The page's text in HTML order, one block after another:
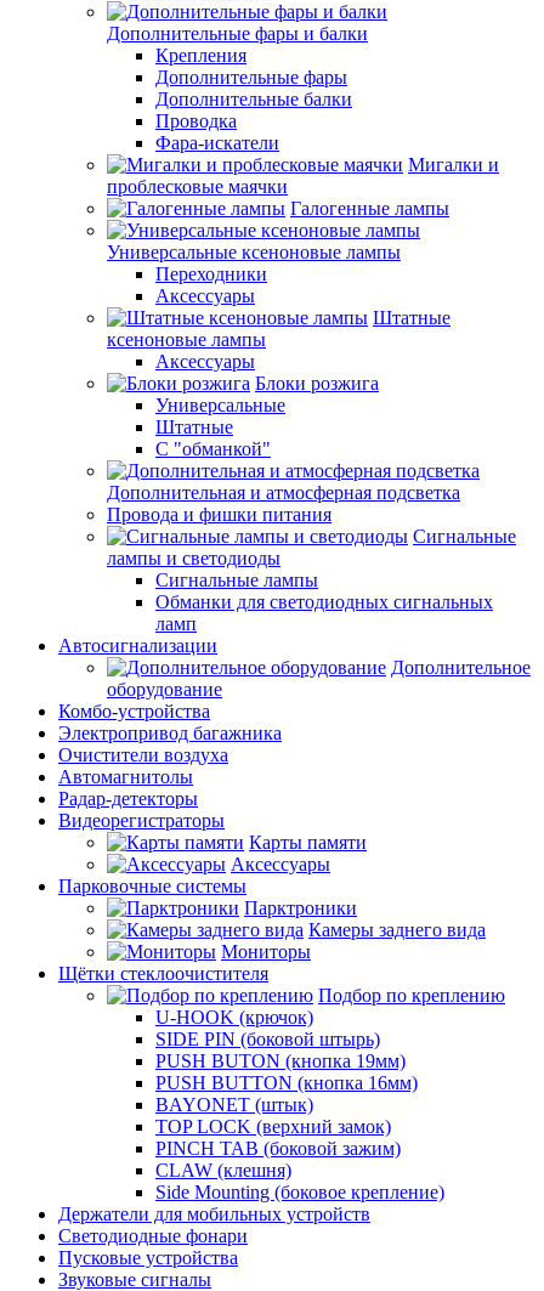
Дополнительные фары и балки
Крепления
Дополнительные фары
Дополнительные балки
Проводка
Фара-искатели
Мигалки и
проблесковые маячки
Галогенные лампы
Универсальные ксеноновые лампы
Переходники
Аксессуары
Штатные
ксеноновые лампы
Аксессуары
Блоки розжига
Универсальные
Штатные
С "обманкой"
Дополнительная и атмосферная подсветка
Провода и фишки питания
Cигнальные
лампы и светодиоды
Сигнальные лампы
Обманки для светодиодных сигнальных
ламп
Автосигнализации
Дополнительное
оборудование
Комбо-устройства
Электропривод багажника
Очистители воздуха
Автомагнитолы
Радар-детекторы
Видеорегистраторы
Карты памяти
Аксессуары
Парковочные системы
Парктроники
Камеры заднего вида
Мониторы
Щётки стеклоочистителя
Подбор по креплению
U-HOOK (крючок)
SIDE PIN (боковой штырь)
PUSH BUTON (кнопка 19мм)
PUSH BUTTON (кнопка 16мм)
BAYONET (штык)
TOP LOCK (верхний замок)
PINCH TAB (боковой зажим)
CLAW (клешня)
Side Mounting (боковое крепление)
Держатели для мобильных устройств
Светодиодные фонари
Пусковые устройства
Звуковые сигналы